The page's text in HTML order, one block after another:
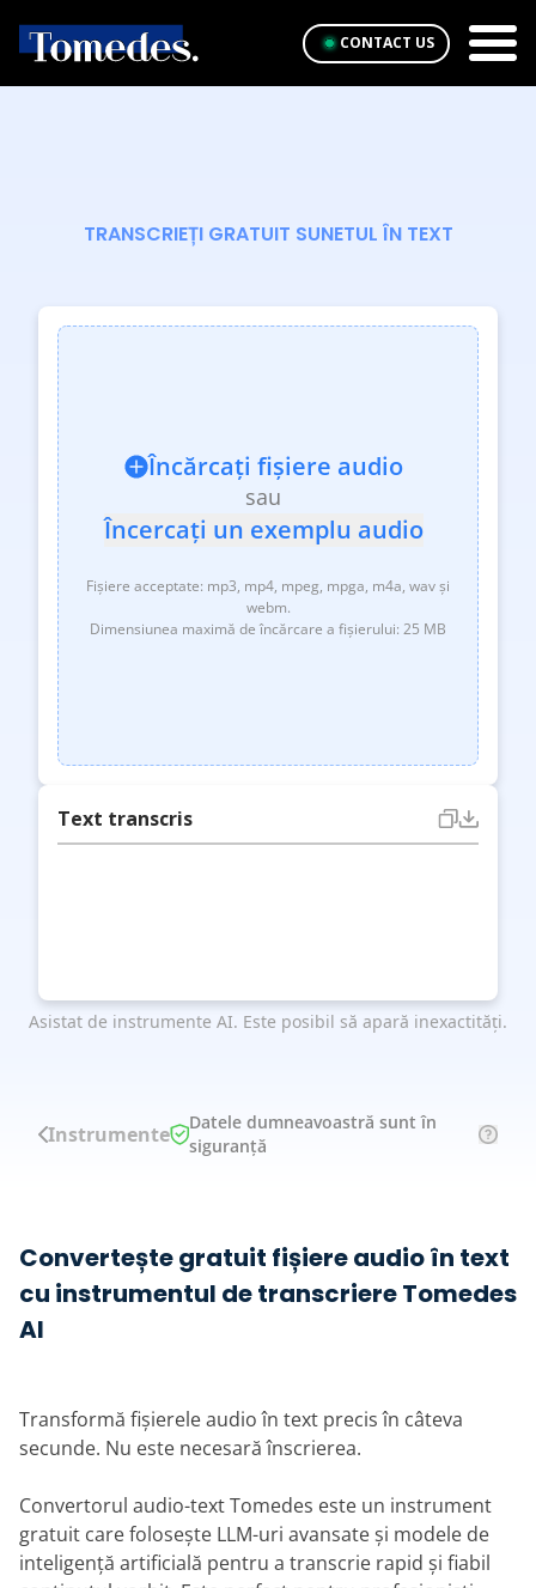
CONTACT US
TRANSCRIEȚI GRATUIT SUNETUL ÎN TEXT
Încărcați fișiere audio
sau
Încercați un exemplu audio
Fișiere acceptate: mp3, mp4, mpeg, mpga, m4a, wav și
webm.
Dimensiunea maximă de încărcare a fișierului: 25 MB
Text transcris
Asistat de instrumente AI. Este posibil să apară inexactități.
Instrumente
Datele dumneavoastră sunt în
siguranță
Convertește gratuit fișiere audio în text
cu instrumentul de transcriere Tomedes
AI
Transformă fișierele audio în text precis în câteva
secunde. Nu este necesară înscrierea.
Convertorul audio-text Tomedes este un instrument
gratuit care folosește LLM-uri avansate și modele de
inteligență artificială pentru a transcrie rapid și fiabil